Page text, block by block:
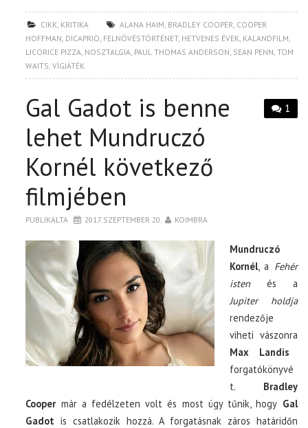
CIKK KRITIKA ALANA HAIM BRADLEY COOPER COOPER
HOFFMAN DICAPRIO FELNÖVÉSTÖRTÉNET, HETVENES ÉVEK KALANDFILM
LICORICE PIZZA NOSZTALGIA PAUL THOMAS ANDERSON SEAN PENN ,TOM
WAITS ,VÍGJÁTÉK
1
Gal Gadot is benne
lehet Mundruczó
Kornél következő
filmjében
PUBLIKÁLTA 2017. SZEPTEMBER 20. KOIMBRA
Mundruczó
Kornél, a Fehér
istenés a
Jupiter holdja
rendezője
viheti vászonra
Max Landis
forgatókönyvé
t. Bradley
Coopermár a fedélzeten volt és most úgy tűnik, hogy Gal
Gadot is csatlakozik hozzá. A forgatásnak záros határidőn